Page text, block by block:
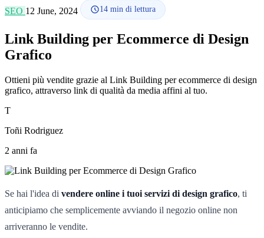
SEO 12 June, 2024 14 min di lettura
Link Building per Ecommerce di Design
Grafico
Ottieni più vendite grazie al Link Building per ecommerce di design
grafico, attraverso link di qualità da media affini al tuo.
T
Toñi Rodriguez
2 anni fa
Se hai l'idea di vendere online i tuoi servizi di design grafico, ti
anticipiamo che semplicemente avviando il negozio online non
arriveranno le vendite.